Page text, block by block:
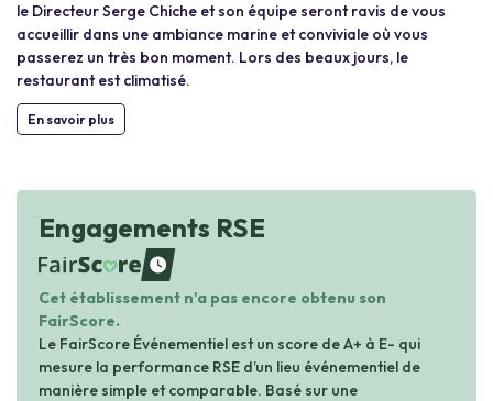
le Directeur Serge Chiche et son équipe seront ravis de vous
accueillir dans une ambiance marine et conviviale où vous
passerez un très bon moment. Lors des beaux jours, le
restaurant est climatisé.
En savoir plus
Engagements RSE
waiting
Cet établissement n'a pas encore obtenu son
FairScore.
Le FairScore Événementiel est un score de A+ à E- qui
mesure la performance RSE d’un lieu événementiel de
manière simple et comparable. Basé sur une